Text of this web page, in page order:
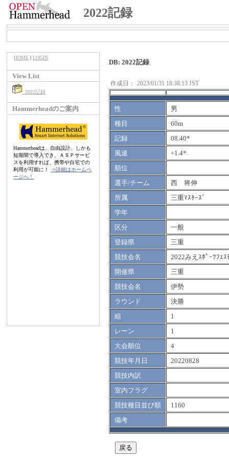
2022記録
HOME |LOGIN
View List
2022記録
Hammerheadのご案内
Hammerheadは、自由設計、しかも
短期間で導入でき、ＡＳＰサービ
スを利用すれば、携帯や自宅での
利用が可能に！ ⇒詳細はホームペ
ージへ！
DB: 2022記録
作成日： 2023/01/31 18:38:13 JST
性
男
種目
60m
記録
08.40*
風速
+1.4*
順位
選手/チーム
西 将伸
所属
三重ﾏｽﾀｰｽﾞ
学年
区分
一般
登録県
三重
競技会名
2022みえｽﾎﾟｰﾂﾌｪｽ
開催県
三重
競技会名
伊勢
ラウンド
決勝
組
1
レーン
1
大会順位
4
競技年月日
20220828
競技内訳
室内フラグ
競技種目並び順
1160
備考